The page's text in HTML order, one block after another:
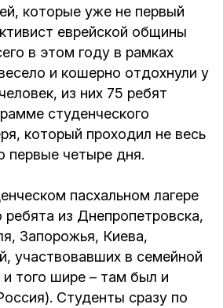
которые уже не первый
еврейской общины
в этом году в рамках
и кошерно отдохнули у
из них 75 ребят
студенческого
который проходил не весь
первые четыре дня.
пасхальном лагере
ребята из Днепропетровска,
Запорожья, Киева,
участвовавших в семейной
того шире – там был и
Студенты сразу по